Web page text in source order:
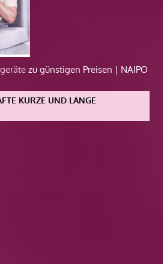
zu günstigen Preisen | NAIPO
KURZE UND LANGE